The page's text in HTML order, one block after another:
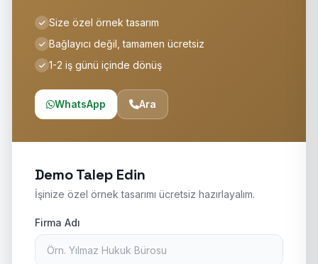
Size özel örnek tasarım
Bağlayıcı değil, tamamen ücretsiz
1-2 iş günü içinde dönüş
WhatsApp Ara
Demo Talep Edin
İşinize özel örnek tasarımı ücretsiz hazırlayalım.
Firma Adı